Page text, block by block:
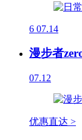
6 07.14
漫步者
07.12
优惠直达 >